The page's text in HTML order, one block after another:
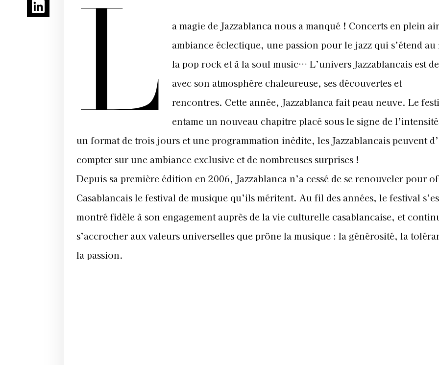
L
a magie de Jazzablanca nous a manqué ! Concerts en plein
ambiance éclectique, une passion pour le jazz qui s’étend
la pop rock et à la soul music… L’univers Jazzablancais est
avec son atmosphère chaleureuse, ses découvertes et
rencontres. Cette année, Jazzablanca fait peau neuve. Le
entame un nouveau chapitre placé sous le signe de
un format de trois jours et une programmation inédite, les Jazzablancais peuvent
compter sur une ambiance exclusive et de nombreuses surprises !
Depuis sa première édition en 2006, Jazzablanca n’a cessé de se renouveler pour
Casablancais le festival de musique qu’ils méritent. Au fil des années, le festival
montré fidèle à son engagement auprès de la vie culturelle casablancaise, et
s’accrocher aux valeurs universelles que prône la musique : la générosité, la
la passion.